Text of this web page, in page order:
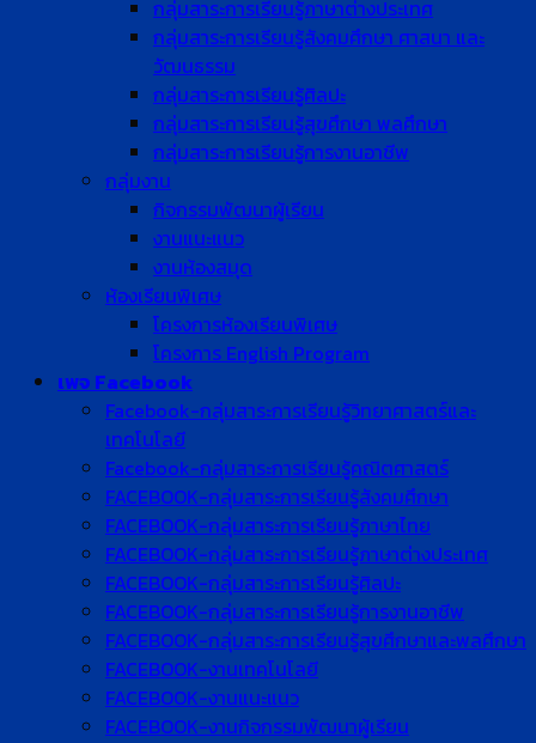
กลุ่มสาระการเรียนรู้ภาษาต่างประเทศ
กลุ่มสาระการเรียนรู้สังคมศึกษา ศาสนา และ
วัฒนธรรม
กลุ่มสาระการเรียนรู้ศิลปะ
กลุ่มสาระการเรียนรู้สุขศึกษา พลศึกษา
กลุ่มสาระการเรียนรู้การงานอาชีพ
กลุ่มงาน
กิจกรรมพัฒนาผู้เรียน
งานแนะแนว
งานห้องสมุด
ห้องเรียนพิเศษ
โครงการห้องเรียนพิเศษ
โครงการ English Program
เพจ Facebook
Facebook-กลุ่มสาระการเรียนรู้วิทยาศาสตร์และ
เทคโนโลยี
Facebook-กลุ่มสาระการเรียนรู้คณิตศาสตร์
FACEBOOK-กลุ่มสาระการเรียนรู้สังคมศึกษา
FACEBOOK-กลุ่มสาระการเรียนรู้ภาษาไทย
FACEBOOK-กลุ่มสาระการเรียนรู้ภาษาต่างประเทศ
FACEBOOK-กลุ่มสาระการเรียนรู้ศิลปะ
FACEBOOK-กลุ่มสาระการเรียนรู้การงานอาชีพ
FACEBOOK-กลุ่มสาระการเรียนรู้สุขศึกษาและพลศึกษา
FACEBOOK-งานเทคโนโลยี
FACEBOOK-งานแนะแนว
FACEBOOK-งานกิจกรรมพัฒนาผู้เรียน